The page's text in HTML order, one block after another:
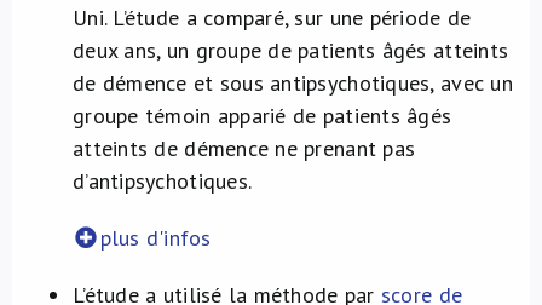
Uni. L’étude a comparé, sur une période de
deux ans, un groupe de patients âgés atteints
de démence et sous antipsychotiques, avec un
groupe témoin apparié de patients âgés
atteints de démence ne prenant pas
d’antipsychotiques.
plus d'infos
L’étude a utilisé la méthode par score de